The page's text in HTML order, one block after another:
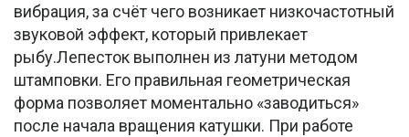
вибрация, за счёт чего возникает низкочастотный
звуковой эффект, который привлекает
рыбу.Лепесток выполнен из латуни методом
штамповки. Его правильная геометрическая
форма позволяет моментально «заводиться»
после начала вращения катушки. При работе